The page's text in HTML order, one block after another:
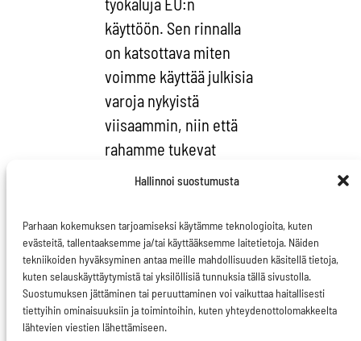
Hallinnoi suostumusta
Parhaan kokemuksen tarjoamiseksi käytämme teknologioita, kuten
evästeitä, tallentaaksemme ja/tai käyttääksemme laitetietoja. Näiden
tekniikoiden hyväksyminen antaa meille mahdollisuuden käsitellä tietoja,
kuten selauskäyttäytymistä tai yksilöllisiä tunnuksia tällä sivustolla.
Suostumuksen jättäminen tai peruuttaminen voi vaikuttaa haitallisesti
tiettyihin ominaisuuksiin ja toimintoihin, kuten yhteydenottolomakkeelta
lähtevien viestien lähettämiseen.
käyttöön. Sen rinnalla
on katsottava miten
voimme käyttää julkisia
varoja nykyistä
viisaammin, niin että
rahamme tukevat
kestävää kasvua.”,
Pietikäinen.
”Esimerkiksi EU:n
aluekehitykseen
osoitettuja varoja olisi
suunnattava kohteisiin,